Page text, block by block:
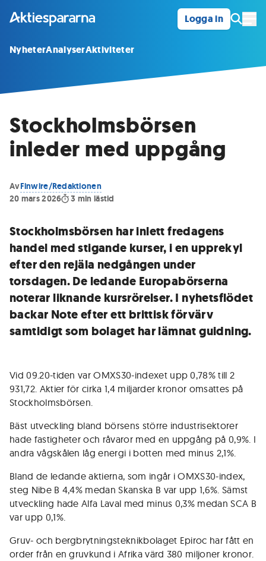
Logga in
NyheterAnalyserAktiviteter
Stockholmsbörsen
inleder med uppgång
AvFinwire/Redaktionen
20 mars 2026
3 min lästid
Stockholmsbörsen har inlett fredagens
handel med stigande kurser, i en upprekyl
efter den rejäla nedgången under
torsdagen. De ledande Europabörserna
noterar liknande kursrörelser. I nyhetsflödet
backar Note efter ett brittisk förvärv
samtidigt som bolaget har lämnat guidning.
Vid 09.20-tiden var OMXS30-indexet upp 0,78% till 2
931,72. Aktier för cirka 1,4 miljarder kronor omsattes på
Stockholmsbörsen.
Bäst utveckling bland börsens större industrisektorer
hade fastigheter och råvaror med en uppgång på 0,9%. I
andra vågskålen låg energi i botten med minus 2,1%.
Bland de ledande aktierna, som ingår i OMXS30-index,
steg Nibe B 4,4% medan Skanska B var upp 1,6%. Sämst
utveckling hade Alfa Laval med minus 0,3% medan SCA B
var upp 0,1%.
Gruv- och bergbrytningsteknikbolaget Epiroc har fått en
order från en gruvkund i Afrika värd 380 miljoner kronor.